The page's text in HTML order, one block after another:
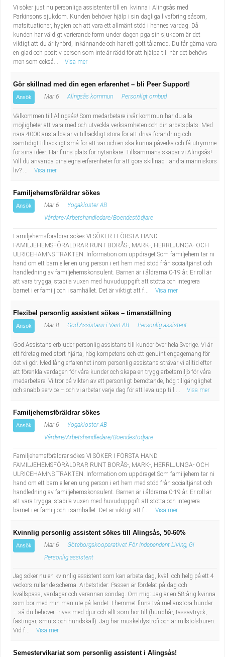
Vi söker just nu personliga assistenter till en kvinna i Alingsås med
Parkinsons sjukdom. Kunden behöver hjälp i sin dagliga livsföring såsom,
matsituationer, hygien och att vara ett allmänt stöd i hennes vardag. Då
kunden har väldigt varierande form under dagen pga sin sjukdom är det
viktigt att du är lyhörd, inkännande och har ett gott tålamod. Du får gärna vara
en glad och positiv person som inte är rädd för att hjälpa till när det behövs
men som också...
Visa mer
Gör skillnad med din egen erfarenhet – bli Peer Support!
Ansök Mar 6 Alingsås kommun Personligt ombud
Välkommen till Alingsås! Som medarbetare i vår kommun har du alla
möjligheter att vara med och utveckla verksamheten och din arbetsplats. Med
nära 4000 anställda är vi tillräckligt stora för att driva förändring och
samtidigt tillräckligt små för att var och en ska kunna påverka och få utrymme
för sina idéer. Här finns plats för nytänkare. Tillsammans skapar vi Alingsås!
Vill du använda dina egna erfarenheter för att göra skillnad i andra människors
liv? ...
Visa mer
Familjehemsföräldrar sökes
Ansök Mar 6
Yogakloster AB
Vårdare/Arbetshandledare/Boendestödjare
Familjehemsföräldrar sökes VI SÖKER I FÖRSTA HAND
FAMILJEHEMSFÖRÄLDRAR RUNT BORÅS-, MARK-, HERRLJUNGA- OCH
ULRICEHAMNS TRAKTEN. Information om uppdraget Som familjehem tar ni
hand om ett barn eller en ung person i ert hem med stöd från socialtjänst och
handledning av familjehemskonsulent. Barnen är i åldrarna 0-19 år. Er roll är
att vara trygga, stabila vuxen med huvuduppgift att stötta och integrera
barnet i er familj och i samhället. Det är viktigt att f...
Visa mer
Flexibel personlig assistent sökes – timanställning
Ansök Mar 8 God Assistans i Väst AB Personlig assistent
God Assistans erbjuder personlig assistans till kunder över hela Sverige. Vi är
ett företag med stort hjärta, hög kompetens och ett genuint engagemang för
det vi gör. Med lång erfarenhet inom personlig assistans strävar vi alltid efter
att förenkla vardagen för våra kunder och skapa en trygg arbetsmiljö för våra
medarbetare. Vi tror på vikten av ett personligt bemötande, hög tillgänglighet
och snabb service – och vi arbetar varje dag för att leva upp till ...
Visa mer
Familjehemsföräldrar sökes
Ansök Mar 6
Yogakloster AB
Vårdare/Arbetshandledare/Boendestödjare
Familjehemsföräldrar sökes VI SÖKER I FÖRSTA HAND
FAMILJEHEMSFÖRÄLDRAR RUNT BORÅS-, MARK-, HERRLJUNGA- OCH
ULRICEHAMNS TRAKTEN. Information om uppdraget Som familjehem tar ni
hand om ett barn eller en ung person i ert hem med stöd från socialtjänst och
handledning av familjehemskonsulent. Barnen är i åldrarna 0-19 år. Er roll är
att vara trygga, stabila vuxen med huvuduppgift att stötta och integrera
barnet i er familj och i samhället. Det är viktigt att f...
Visa mer
Kvinnlig personlig assistent sökes till Alingsås, 50-60%
Ansök Mar 6
Göteborgskooperativet För Independent Living, Gi
Personlig assistent
Jag söker nu en kvinnlig assistent som kan arbeta dag, kväll och helg på ett 4
veckors rullande schema. Arbetstider: Passen är fördelat på dag och
kvällspass, vardagar och varannan söndag. Om mig: Jag är en 58-årig kvinna
som bor med min man ute på landet. I hemmet finns två mellanstora hundar
– så du behöver trivas med djur och allt som hör till (hundhår, tassavtryck,
fästingar, smuts och hundskall). Jag har muskeldystrofi och är rullstolsburen.
Vid f...
Visa mer
Semestervikariat som personlig assistent i Alingsås!